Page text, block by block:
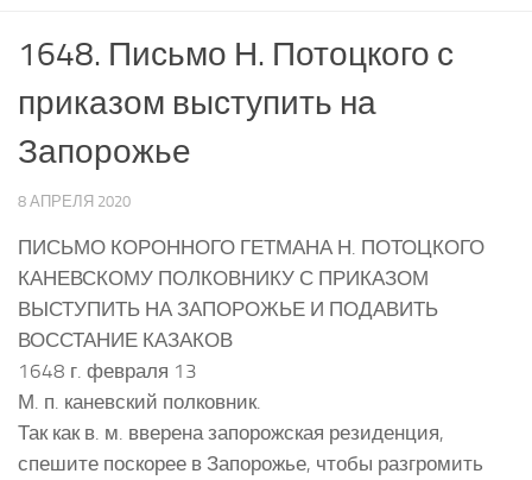
1648. Письмо Н. Потоцкого с
приказом выступить на
Запорожье
8 АПРЕЛЯ 2020
ПИСЬМО КОРОННОГО ГЕТМАНА Н. ПОТОЦКОГО
КАНЕВСКОМУ ПОЛКОВНИКУ С ПРИКАЗОМ
ВЫСТУПИТЬ НА ЗАПОРОЖЬЕ И ПОДАВИТЬ
ВОССТАНИЕ КАЗАКОВ
1648 г. февраля 13
М. п. каневский полковник.
Так как в. м. вверена запорожская резиденция,
спешите поскорее в Запорожье, чтобы разгромить